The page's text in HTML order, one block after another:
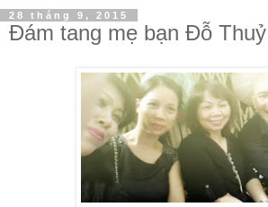
28 tháng 9, 2015
Đám tang mẹ bạn Đỗ